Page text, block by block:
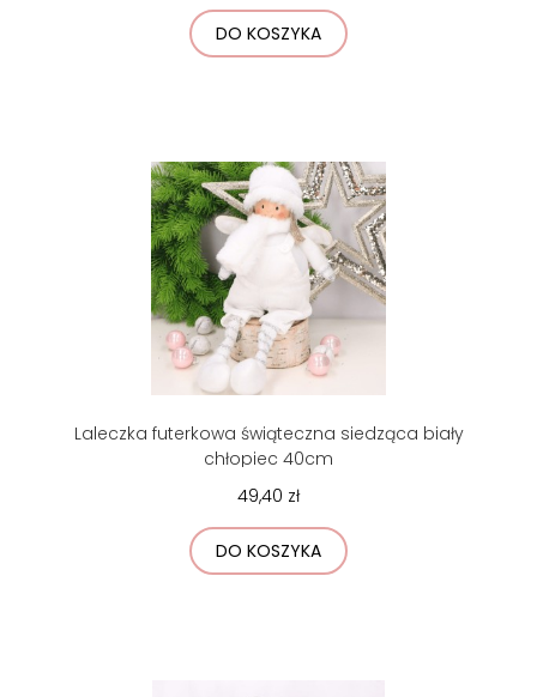
DO KOSZYKA
Laleczka futerkowa świąteczna siedząca biały
chłopiec 40cm
49,40 zł
DO KOSZYKA